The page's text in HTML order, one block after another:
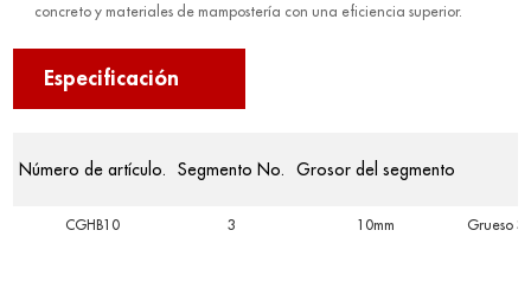
concreto y materiales de mampostería con una eficiencia superior.
Especificación
Número de artículo. Segmento No. Grosor del segmento
CGHB10 3 10mm Grueso